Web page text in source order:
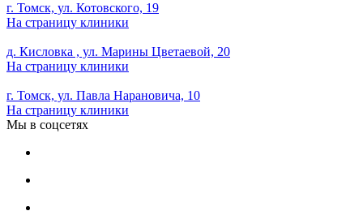
г. Томск, ул. Котовского, 19
На страницу клиники
д. Кисловка , ул. Марины Цветаевой, 20
На страницу клиники
г. Томск, ул. Павла Нарановича, 10
На страницу клиники
Мы в соцсетях